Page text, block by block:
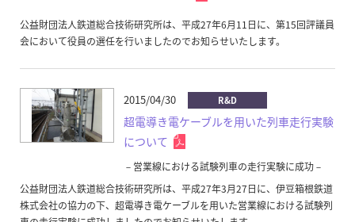
公益財団法人鉄道総合技術研究所は、平成27年6月11日に、第15回評議員
会において役員の選任を行いましたのでお知らせいたします。
2015/04/30 R&D
超電導き電ケーブルを用いた列車走行実験
について
－営業線における試験列車の走行実験に成功－
公益財団法人鉄道総合技術研究所は、平成27年3月27日に、伊豆箱根鉄道
株式会社の協力の下、超電導き電ケーブルを用いた営業線における試験列